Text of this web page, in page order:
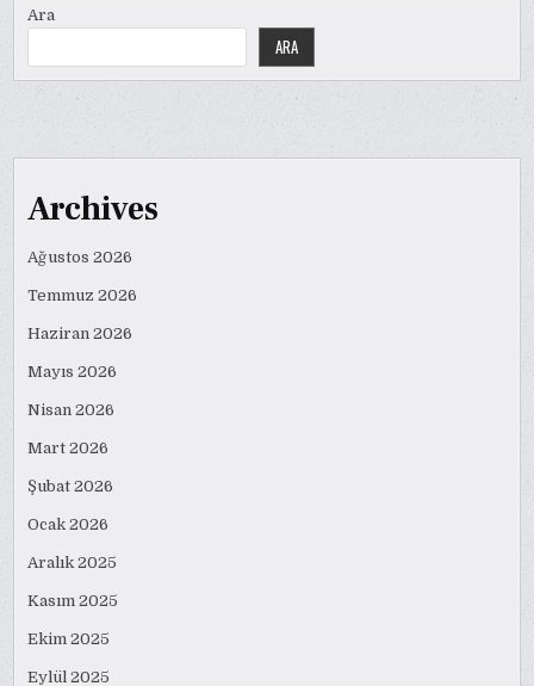
Ara
ARA
Archives
Ağustos 2026
Temmuz 2026
Haziran 2026
Mayıs 2026
Nisan 2026
Mart 2026
Şubat 2026
Ocak 2026
Aralık 2025
Kasım 2025
Ekim 2025
Eylül 2025